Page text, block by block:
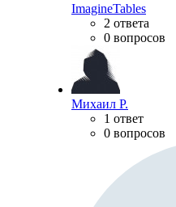
ImagineTables
2 ответа
0 вопросов
Михаил Р.
1 ответ
0 вопросов